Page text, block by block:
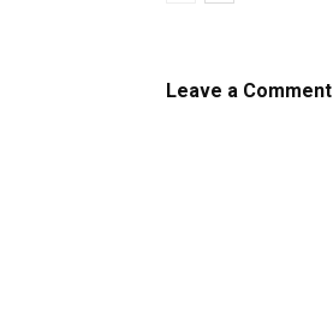
Leave a Comment